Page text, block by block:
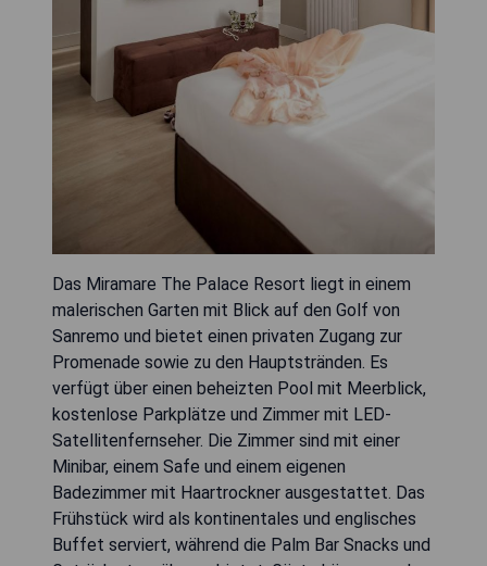
Das Miramare The Palace Resort liegt in einem
malerischen Garten mit Blick auf den Golf von
Sanremo und bietet einen privaten Zugang zur
Promenade sowie zu den Hauptstränden. Es
verfügt über einen beheizten Pool mit Meerblick,
kostenlose Parkplätze und Zimmer mit LED-
Satellitenfernseher. Die Zimmer sind mit einer
Minibar, einem Safe und einem eigenen
Badezimmer mit Haartrockner ausgestattet. Das
Frühstück wird als kontinentales und englisches
Buffet serviert, während die Palm Bar Snacks und